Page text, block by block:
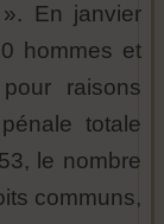
En janvier
hommes et
raisons
totale
le nombre
communs,